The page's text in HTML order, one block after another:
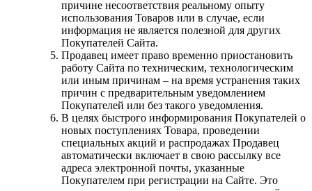
причине несоответствия реальному опыту
использования Товаров или в случае, если
информация не является полезной для других
Покупателей Сайта.
Продавец имеет право временно приостановить
работу Сайта по техническим, технологическим
или иным причинам – на время устранения таких
причин с предварительным уведомлением
Покупателей или без такого уведомления.
В целях быстрого информирования Покупателей о
новых поступлениях Товара, проведении
специальных акций и распродажах Продавец
автоматически включает в свою рассылку все
адреса электронной почты, указанные
Покупателем при регистрации на Сайте. Это